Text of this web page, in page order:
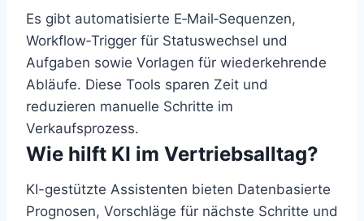
Es gibt automatisierte E‑Mail‑Sequenzen,
Workflow‑Trigger für Statuswechsel und
Aufgaben sowie Vorlagen für wiederkehrende
Abläufe. Diese Tools sparen Zeit und
reduzieren manuelle Schritte im
Verkaufsprozess.
Wie hilft KI im Vertriebsalltag?
KI-gestützte Assistenten bieten Datenbasierte
Prognosen, Vorschläge für nächste Schritte und